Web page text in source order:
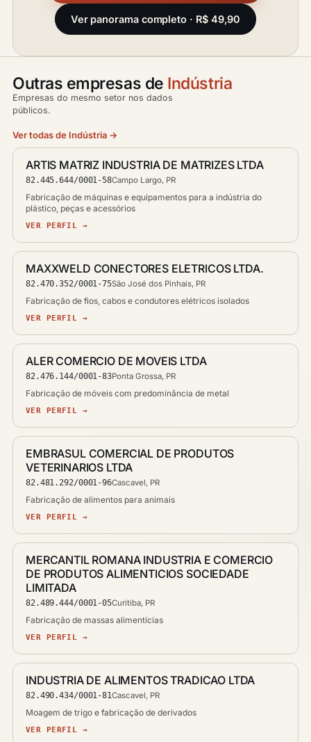
Ver panorama completo · R$ 49,90
Outras empresas de Indústria
Empresas do mesmo setor nos dados
públicos.
Ver todas de Indústria →
ARTIS MATRIZ INDUSTRIA DE MATRIZES LTDA
82.445.644/0001-58Campo Largo, PR
Fabricação de máquinas e equipamentos para a indústria do
plástico, peças e acessórios
VER PERFIL →
MAXXWELD CONECTORES ELETRICOS LTDA.
82.470.352/0001-75São José dos Pinhais, PR
Fabricação de fios, cabos e condutores elétricos isolados
VER PERFIL →
ALER COMERCIO DE MOVEIS LTDA
82.476.144/0001-83Ponta Grossa, PR
Fabricação de móveis com predominância de metal
VER PERFIL →
EMBRASUL COMERCIAL DE PRODUTOS
VETERINARIOS LTDA
82.481.292/0001-96Cascavel, PR
Fabricação de alimentos para animais
VER PERFIL →
MERCANTIL ROMANA INDUSTRIA E COMERCIO
DE PRODUTOS ALIMENTICIOS SOCIEDADE
LIMITADA
82.489.444/0001-05Curitiba, PR
Fabricação de massas alimentícias
VER PERFIL →
INDUSTRIA DE ALIMENTOS TRADICAO LTDA
82.490.434/0001-81Cascavel, PR
Moagem de trigo e fabricação de derivados
VER PERFIL →